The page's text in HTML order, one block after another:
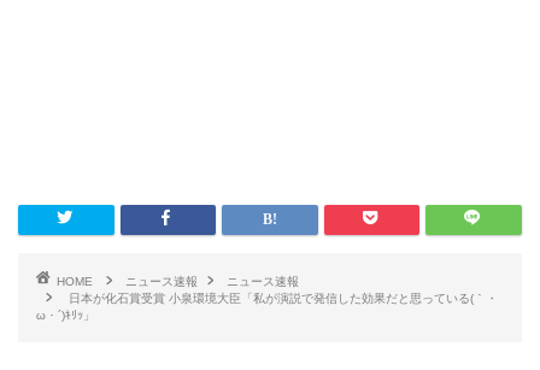
HOME ニュース速報
ニュース速報
日本が化石賞受賞 小泉環境大臣「私が演説で発信した効果だと思っている(｀・
ω・´)ｷﾘｯ」